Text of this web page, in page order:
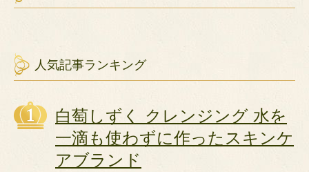
人気記事ランキング
白萄しずく クレンジング 水を
一滴も使わずに作ったスキンケ
アブランド